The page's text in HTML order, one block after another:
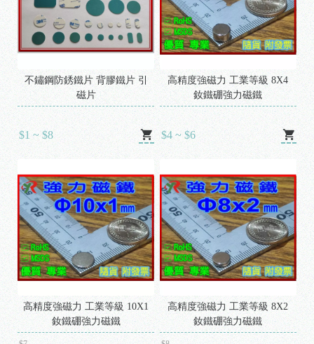
不鏽鋼防銹鐵片 背膠鐵片 引
磁片
$1 ~ $8
高精度強磁力 工業等級 8X4
釹鐵硼強力磁鐵
$4 ~ $6
高精度強磁力 工業等級 10X1
釹鐵硼強力磁鐵
高精度強磁力 工業等級 8X2
釹鐵硼強力磁鐵